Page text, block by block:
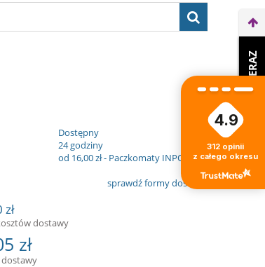
Dostępny
24 godziny
od 16,00 zł- Paczkomaty INPOST
sprawdź formy dostawy
dostawy
zł
dostawy
WEŹ LEASING TERAZ
4.9
312 opinii
z całego okresu